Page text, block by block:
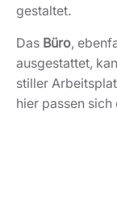
gestaltet.
Das Büro,
ausgestattet,
stiller
hier passen sich